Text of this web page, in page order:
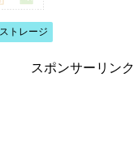
ストレージ
スポンサーリンク